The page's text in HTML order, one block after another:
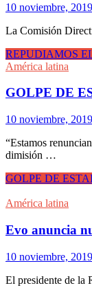
10 noviembre, 2019
La Comisión
REPUDIAMOS
América latina
GOLPE DE
10 noviembre, 2019
“Estamos
dimisión …
GOLPE DE
América latina
Evo anuncia
10 noviembre, 2019
El presidente de la